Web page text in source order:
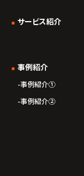
サービス紹介
事例紹介
事例紹介①
事例紹介②